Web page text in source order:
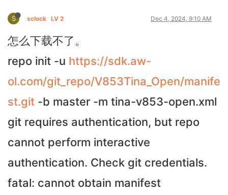
S sclock LV 2 Dec 4, 2024, 9:10 AM
怎么下载不了。
repo init -u https://sdk.aw-
ol.com/git_repo/V853Tina_Open/manife
st.git -b master -m tina-v853-open.xml
git requires authentication, but repo
cannot perform interactive
authentication. Check git credentials.
fatal: cannot obtain manifest